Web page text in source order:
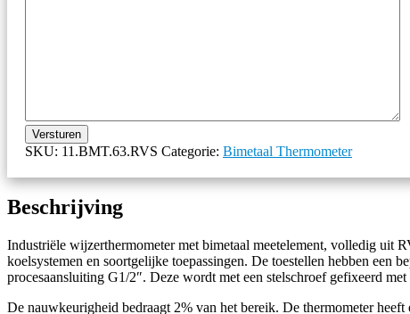
Versturen
SKU: 11.BMT.63.RVS Categorie: Bimetaal Thermometer
Beschrijving
Industriële wijzerthermometer met bimetaal meetelement, volledig uit
koelsystemen en soortgelijke toepassingen. De toestellen hebben een
procesaansluiting G1/2″. Deze wordt met een stelschroef gefixeerd met
De nauwkeurigheid bedraagt 2% van het bereik. De thermometer